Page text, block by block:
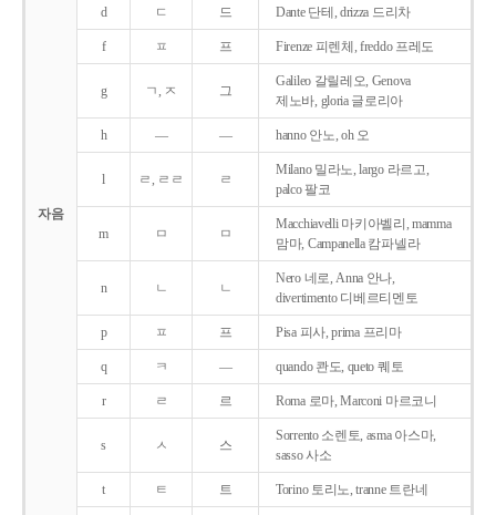
자음
d ㄷ 드 Dante 단테, drizza 드리차
f ㅍ 프 Firenze 피렌체, freddo 프레도
g ㄱ, ㅈ 그
Galileo 갈릴레오, Genova
제노바, gloria 글로리아
h ― ― hanno 안노, oh 오
l ㄹ, ㄹㄹ ㄹ
Milano 밀라노, largo 라르고,
palco 팔코
m ㅁ ㅁ
Macchiavelli 마키아벨리, mamma
맘마, Campanella 캄파넬라
n ㄴ ㄴ
Nero 네로, Anna 안나,
divertimento 디베르티멘토
p ㅍ 프 Pisa 피사, prima 프리마
q ㅋ ― quando 콴도, queto 퀘토
r ㄹ 르 Roma 로마, Marconi 마르코니
s ㅅ 스
Sorrento 소렌토, asma 아스마,
sasso 사소
t ㅌ 트 Torino 토리노, tranne 트란네